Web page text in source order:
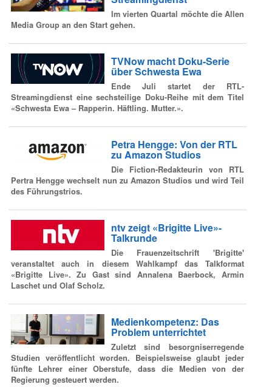
Im vierten Quartal möchte die Allen
Media Group an den Start gehen.
TVNow macht Doku-Serie
über Schwesta Ewa
Ende Juli startet der RTL-
Streamingdienst eine sechsteilige Doku-Reihe mit dem Titel
«Schwesta Ewa – Rapperin. Häftling. Mutter.».
Petra Hengge: Von der RTL
zu Amazon Studios
Die Fiction-Redakteurin von RTL
Pertra Hengge wechselt nun zu Amazon Studios und wird Teil
des Führungstrios.
ntv zeigt «Brigitte Live»-
Talkrunde
Die Frauenzeitschrift 'Brigitte'
veranstaltet auch in diesem Wahlkampf das Talkformat
«Brigitte Live». Zu Gast sind Annalena Baerbock, Armin
Laschet und Olaf Scholz.
Medienkompetenz: Das
Problem unterrichtet
Zuletzt sind besorgniserregende
Studien veröffentlicht worden. Beispielsweise glaubt jeder
fünfte Lehrer einer Oberstufe, dass die Medien von der
Regierung gesteuert werden.